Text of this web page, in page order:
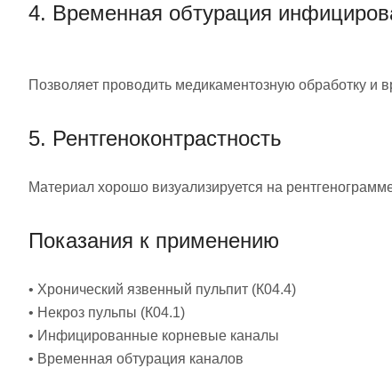
4. Временная обтурация
Позволяет проводить медикаментозную обработку
5. Рентгеноконтрастность
Материал хорошо визуализируется на
Показания к применению
• Хронический язвенный пульпит (К04.4)
• Некроз пульпы (К04.1)
• Инфицированные корневые каналы
• Временная обтурация каналов